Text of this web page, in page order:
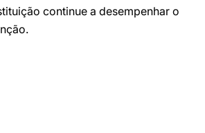
continue a desempenhar o